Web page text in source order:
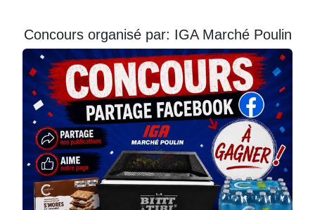
Concours organisé par: IGA Marché Poulin
Prénom
Courriel
*
JE
M'INSCRIS!